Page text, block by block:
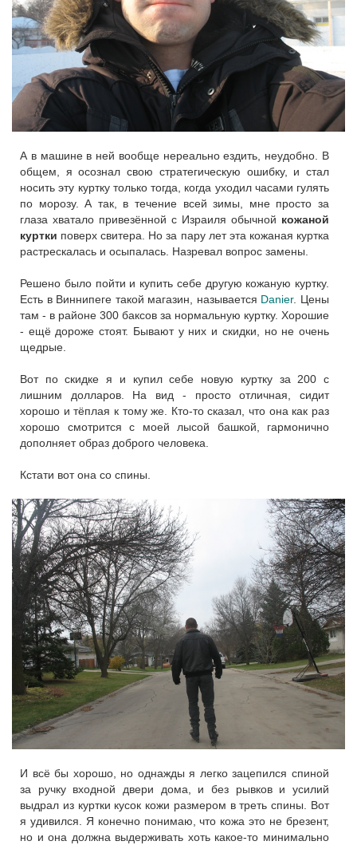
А в машине в ней вообще нереально ездить, неудобно. В
общем, я осознал свою стратегическую ошибку, и стал
носить эту куртку только тогда, когда уходил часами гулять
по морозу. А так, в течение всей зимы, мне просто за
глаза хватало привезённой с Израиля обычной кожаной
куртки поверх свитера. Но за пару лет эта кожаная куртка
растрескалась и осыпалась. Назревал вопрос замены.
Решено было пойти и купить себе другую кожаную куртку.
Есть в Виннипеге такой магазин, называется Danier. Цены
там - в районе 300 баксов за нормальную куртку. Хорошие
- ещё дороже стоят. Бывают у них и скидки, но не очень
щедрые.
Вот по скидке я и купил себе новую куртку за 200 с
лишним долларов. На вид - просто отличная, сидит
хорошо и тёплая к тому же. Кто-то сказал, что она как раз
хорошо смотрится с моей лысой башкой, гармонично
дополняет образ доброго человека.
Кстати вот она со спины.
И всё бы хорошо, но однажды я легко зацепился спиной
за ручку входной двери дома, и без рывков и усилий
выдрал из куртки кусок кожи размером в треть спины. Вот
я удивился. Я конечно понимаю, что кожа это не брезент,
но и она должна выдерживать хоть какое-то минимально